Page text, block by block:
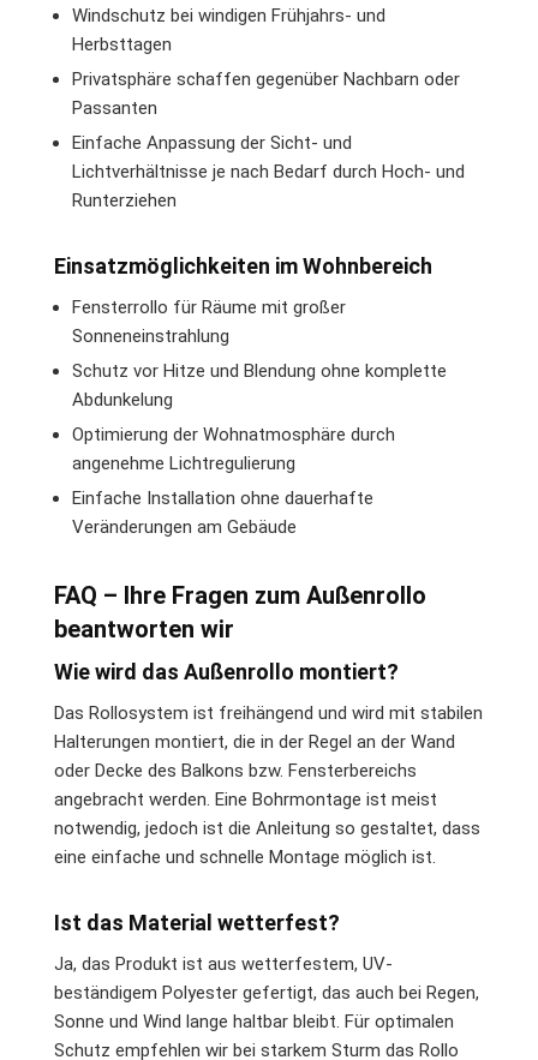
Windschutz bei windigen Frühjahrs- und
Herbsttagen
Privatsphäre schaffen gegenüber Nachbarn oder
Passanten
Einfache Anpassung der Sicht- und
Lichtverhältnisse je nach Bedarf durch Hoch- und
Runterziehen
Einsatzmöglichkeiten im Wohnbereich
Fensterrollo für Räume mit großer
Sonneneinstrahlung
Schutz vor Hitze und Blendung ohne komplette
Abdunkelung
Optimierung der Wohnatmosphäre durch
angenehme Lichtregulierung
Einfache Installation ohne dauerhafte
Veränderungen am Gebäude
FAQ – Ihre Fragen zum Außenrollo
beantworten wir
Wie wird das Außenrollo montiert?
Das Rollosystem ist freihängend und wird mit stabilen
Halterungen montiert, die in der Regel an der Wand
oder Decke des Balkons bzw. Fensterbereichs
angebracht werden. Eine Bohrmontage ist meist
notwendig, jedoch ist die Anleitung so gestaltet, dass
eine einfache und schnelle Montage möglich ist.
Ist das Material wetterfest?
Ja, das Produkt ist aus wetterfestem, UV-
beständigem Polyester gefertigt, das auch bei Regen,
Sonne und Wind lange haltbar bleibt. Für optimalen
Schutz empfehlen wir bei starkem Sturm das Rollo